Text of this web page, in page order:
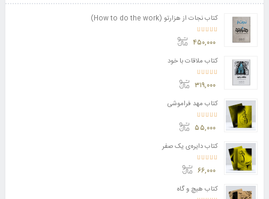
کتاب نجات از هزارتو (How to do the work)
4.11 از 5 ۴۵۰,۰۰۰
کتاب ملاقات با خود
امتیاز3.50 از 5 ۳۱۹,۰۰۰
کتاب مهد فراموشی
5.00 از 5 ۵۵,۰۰۰
کتاب دایره‌ی یک صفر
امتیاز5.00از 5 ۶۶,۰۰۰
کتاب هیچ و گاه